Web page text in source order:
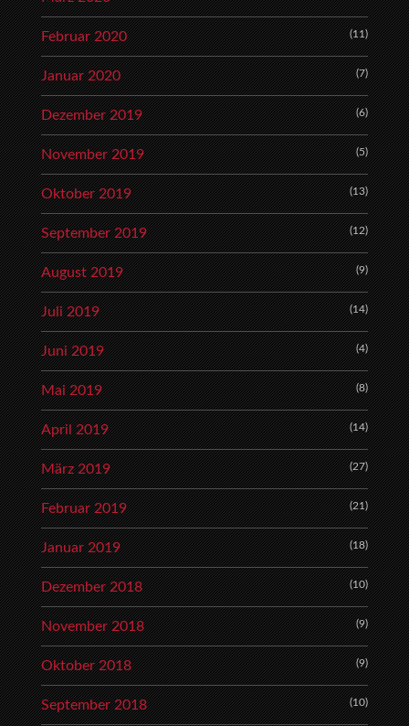
Februar 2020 (11)
Januar 2020 (7)
Dezember 2019 (6)
November 2019 (5)
Oktober 2019 (13)
September 2019 (12)
August 2019 (9)
Juli 2019 (14)
Juni 2019 (4)
Mai 2019 (8)
April 2019 (14)
März 2019 (27)
Februar 2019 (21)
Januar 2019 (18)
Dezember 2018 (10)
November 2018 (9)
Oktober 2018 (9)
September 2018 (10)